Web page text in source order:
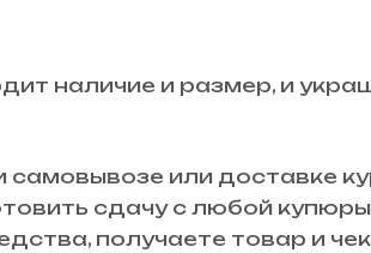
наличие и размер, и
или доставке
сдачу с любой
получаете товар и